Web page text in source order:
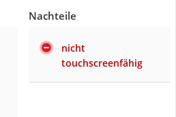
Nachteile
nicht
touchscreenfähig